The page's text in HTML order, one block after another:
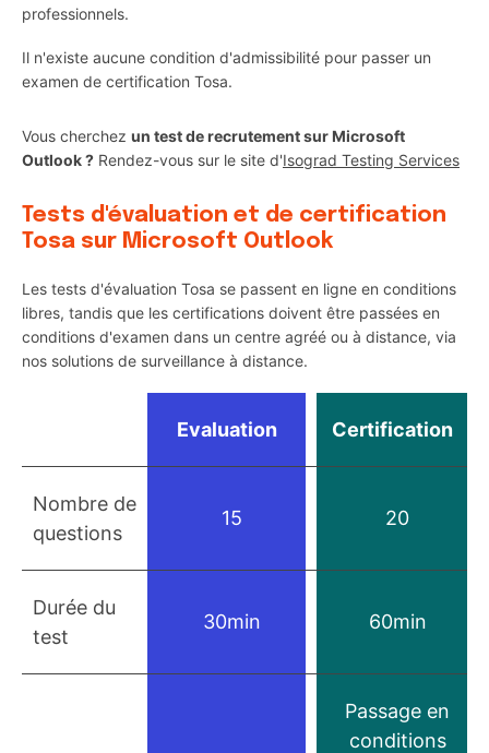
professionnels.
Il n'existe aucune condition d'admissibilité pour passer un
examen de certification Tosa.
Vous cherchez un test de recrutement sur Microsoft
Outlook ? Rendez-vous sur le site d'Isograd Testing Services
Tests d'évaluation et de certification
Tosa sur Microsoft Outlook
Les tests d'évaluation Tosa se passent en ligne en conditions
libres, tandis que les certifications doivent être passées en
conditions d'examen dans un centre agréé ou à distance, via
nos solutions de surveillance à distance.
Evaluation Certification
Nombre de
questions
15 20
Durée du
test
30min 60min
Passage en
conditions